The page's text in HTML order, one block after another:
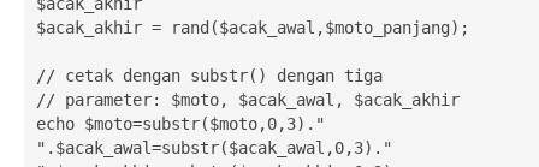
$acak_akhir = rand($acak_awal,$moto_panjang);
// cetak dengan substr() dengan tiga
// parameter: $moto, $acak_awal, $acak_akhir
echo $moto=substr($moto,0,3)."
".$acak_awal=substr($acak_awal,0,3)."